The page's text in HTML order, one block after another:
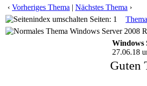
‹ Vorheriges Thema | Nächstes Thema ›
Seiten: 1
Windows Server 2008
Windows
27.06.18
Guten